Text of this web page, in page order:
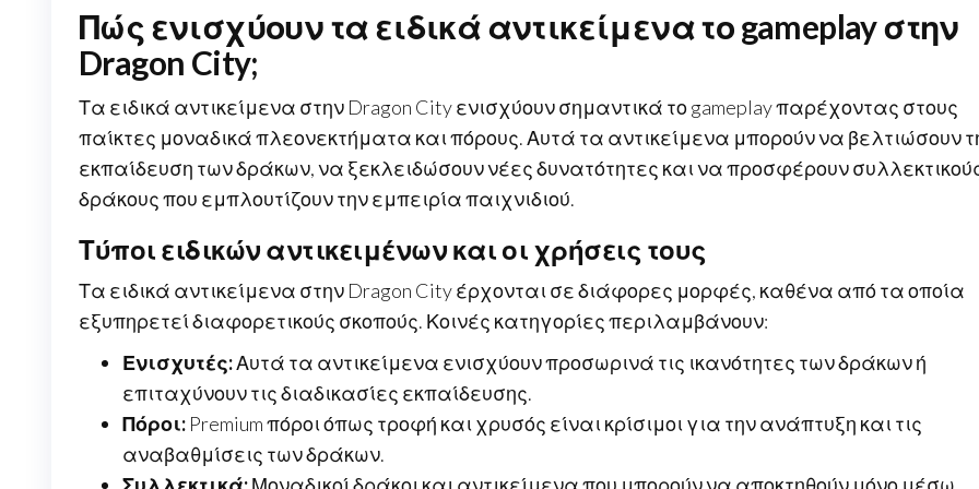
Πώς ενισχύουν τα ειδικά αντικείμενα το gameplay στην
Dragon City;
Τα ειδικά αντικείμενα στην Dragon City ενισχύουν σημαντικά το gameplay παρέχοντας στους
παίκτες μοναδικά πλεονεκτήματα και πόρους. Αυτά τα αντικείμενα μπορούν να βελτιώσουν
εκπαίδευση των δράκων, να ξεκλειδώσουν νέες δυνατότητες και να προσφέρουν
δράκους που εμπλουτίζουν την εμπειρία παιχνιδιού.
Τύποι ειδικών αντικειμένων και οι χρήσεις τους
Τα ειδικά αντικείμενα στην Dragon City έρχονται σε διάφορες μορφές, καθένα από τα οποία
εξυπηρετεί διαφορετικούς σκοπούς. Κοινές κατηγορίες περιλαμβάνουν:
Ενισχυτές:Αυτά τα αντικείμενα ενισχύουν προσωρινά τις ικανότητες των δράκων ή
επιταχύνουν τις διαδικασίες εκπαίδευσης.
Πόροι: Premium πόροι όπως τροφή και χρυσός είναι κρίσιμοι για την ανάπτυξη και τις
αναβαθμίσεις των δράκων.
Συλλεκτικά:Μοναδικοί δράκοι και αντικείμενα που μπορούν να αποκτηθούν μόνο μέσω